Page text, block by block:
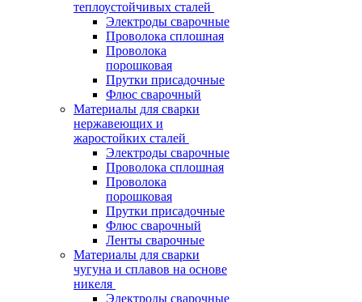
теплоустойчивых сталей
Электроды сварочные
Проволока сплошная
Проволока
порошковая
Прутки присадочные
Флюс сварочный
Материалы для сварки
нержавеющих и
жаростойких сталей
Электроды сварочные
Проволока сплошная
Проволока
порошковая
Прутки присадочные
Флюс сварочный
Ленты сварочные
Материалы для сварки
чугуна и сплавов на основе
никеля
Электроды сварочные